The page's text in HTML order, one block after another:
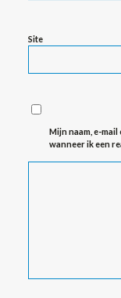
Site
Mijn naam, e-
wanneer ik een